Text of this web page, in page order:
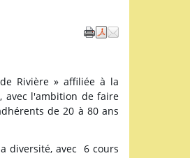
Rivière » affiliée à la
avec l'ambition de faire
de 20 à 80 ans
diversité, avec 6 cours